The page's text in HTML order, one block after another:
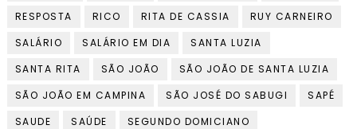
RESPOSTA
RICO RITA DE CASSIA
RUY CARNEIRO
SALÁRIO
SALÁRIO EM DIA
SANTA LUZIA
SANTA RITA
SÃO JOÃO
SÃO JOÃO DE SANTA LUZIA
SÃO JOÃO EM CAMPINA
SÃO JOSÉ DO SABUGI
SAPÉ
SAUDE
SAÚDE
SEGUNDO DOMICIANO